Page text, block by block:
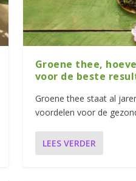
Groene thee,
voor de beste
Groene thee staat al
voordelen voor de
LEES VERDER